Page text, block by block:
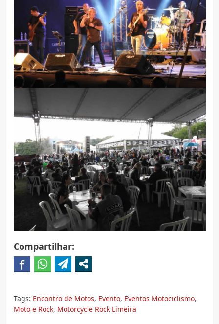
Compartilhar:
Tags: Encontro de Motos, Evento, Eventos Motociclismo,
Moto e Rock, Motorcycle Rock Limeira